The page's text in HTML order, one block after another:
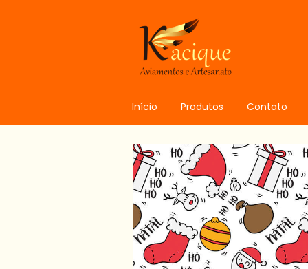
Início Produtos Contato